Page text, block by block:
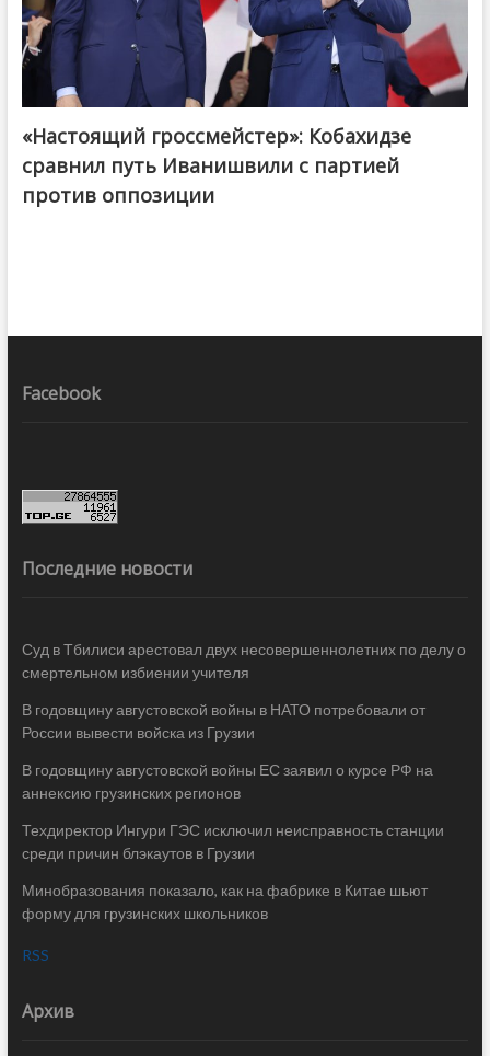
@ქართული ოცნება / Georgian Dream
«Настоящий гроссмейстер»: Кобахидзе
сравнил путь Иванишвили с партией
против оппозиции
Facebook
Последние новости
Суд в Тбилиси арестовал двух несовершеннолетних по делу о
смертельном избиении учителя
В годовщину августовской войны в НАТО потребовали от
России вывести войска из Грузии
В годовщину августовской войны ЕС заявил о курсе РФ на
аннексию грузинских регионов
Техдиректор Ингури ГЭС исключил неисправность станции
среди причин блэкаутов в Грузии
Минобразования показало, как на фабрике в Китае шьют
форму для грузинских школьников
RSS
Архив